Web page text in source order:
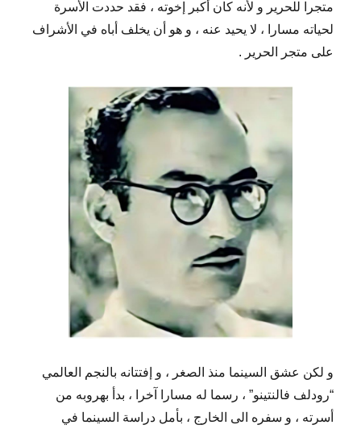
متجرا للحرير و لأنه كان أكبر إخوته ، فقد حددت الأسرة
لحياته مسارا ، لا يحيد عنه ، و هو أن يخلف أباه في الأشراف
على متجر الحرير .
و لكن عشق السينما منذ الصغر ، و إفتتانه بالنجم العالمي
“رودلف فالنتينو” ، رسما له مسارا آخرا ، بدأ بهروبه من
أسرته ، و سفره الى الخارج ، بأمل دراسة السينما في